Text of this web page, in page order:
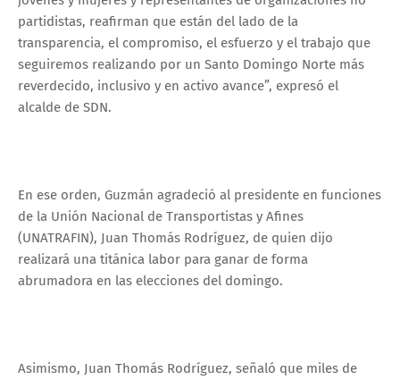
partidistas, reafirman que están del lado de la
transparencia, el compromiso, el esfuerzo y el trabajo que
seguiremos realizando por un Santo Domingo Norte más
reverdecido, inclusivo y en activo avance”, expresó el
alcalde de SDN.
En ese orden, Guzmán agradeció al presidente en funciones
de la Unión Nacional de Transportistas y Afines
(UNATRAFIN), Juan Thomás Rodríguez, de quien dijo
realizará una titánica labor para ganar de forma
abrumadora en las elecciones del domingo.
Asimismo, Juan Thomás Rodríguez, señaló que miles de